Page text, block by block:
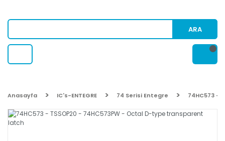
ARA
Anasayfa IC's-ENTEGRE 74 Serisi Entegre 74HC573 -